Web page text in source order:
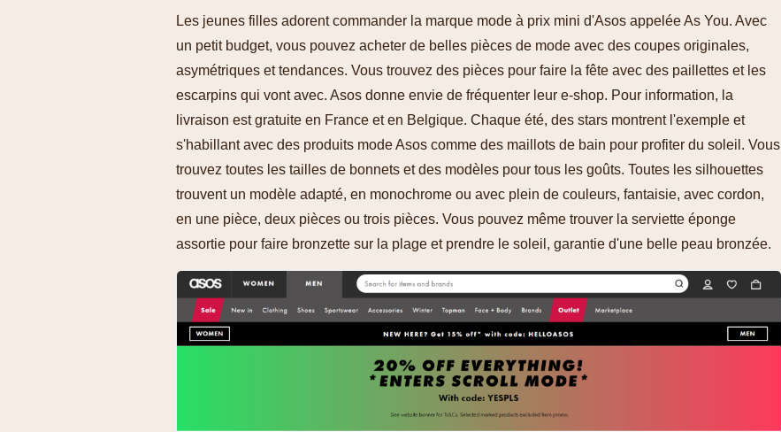
Les jeunes filles adorent commander la marque mode à prix mini d'Asos appelée As You. Avec
un petit budget, vous pouvez acheter de belles pièces de mode avec des coupes originales,
asymétriques et tendances. Vous trouvez des pièces pour faire la fête avec des paillettes et les
escarpins qui vont avec. Asos donne envie de fréquenter leur e-shop. Pour information, la
livraison est gratuite en France et en Belgique. Chaque été, des stars montrent l'exemple et
s'habillant avec des produits mode Asos comme des maillots de bain pour profiter du soleil. Vous
trouvez toutes les tailles de bonnets et des modèles pour tous les goûts. Toutes les silhouettes
trouvent un modèle adapté, en monochrome ou avec plein de couleurs, fantaisie, avec cordon,
en une pièce, deux pièces ou trois pièces. Vous pouvez même trouver la serviette éponge
assortie pour faire bronzette sur la plage et prendre le soleil, garantie d'une belle peau bronzée.